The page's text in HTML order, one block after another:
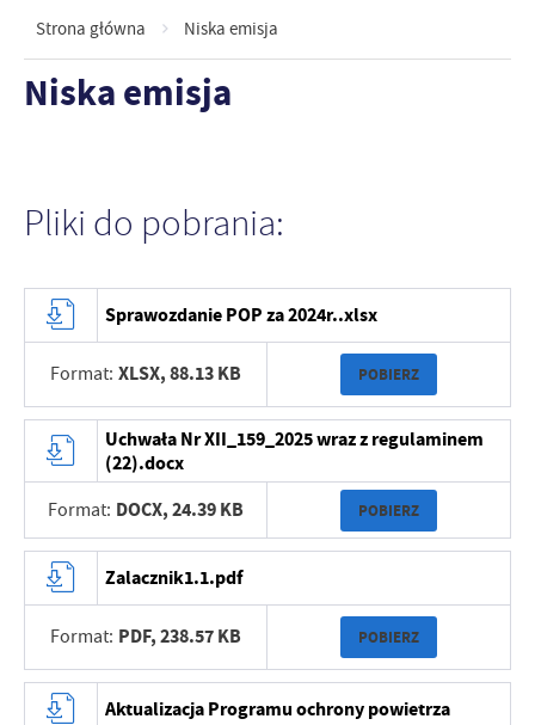
Strona główna Niska emisja
Niska emisja
Pliki do pobrania:
Sprawozdanie POP za 2024r..xlsx
Format: XLSX,88.13 KB POBIERZ
Uchwała Nr XII_159_2025 wraz z regulaminem
(22).docx
Format: DOCX,24.39 KB POBIERZ
Zalacznik1.1.pdf
Format: PDF,238.57 KB POBIERZ
Aktualizacja Programu ochrony powietrza